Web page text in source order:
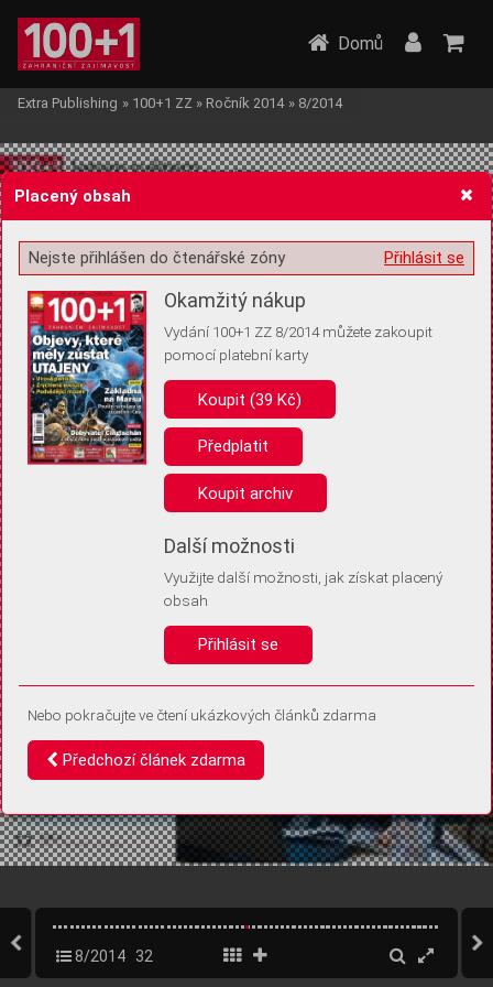
Žádost o souhlas s ukládáním volitelných informací
Pro základní fungování webu nepotřebujeme ukládat žádné informace
(tzv. cookies apod.). Rádi bychom vás ale požádali o souhlas s
uložením volitelných informací:
Anonymní unikátní ID
Díky němu příště poznáme, že se jedná o stejné zařízení, a
Identifikátor je zcela anonymní.
Vaše souhlasy a odmítnutí si ukládáme do vašeho zařízení, abychom se
vás už příště znovu neptali. Můžete je kdykoli později upravit ve Správě
Domů
Extra Publishing » 100+1 ZZ » Ročník 2014 » 8/2014
8/2014 32
Placený obsah
Přihlásit se
Nejste přihlášen do čtenářské zóny
Okamžitý nákup
Vydání 100+1 ZZ 8/2014 můžete zakoupit
pomocí platební karty
Koupit (39 Kč)
Předplatit
Koupit archiv
Další možnosti
Využijte další možnosti, jak získat placený
obsah
Přihlásit se
Nebo pokračujte ve čtení ukázkových článků zdarma
Předchozí článek zdarma